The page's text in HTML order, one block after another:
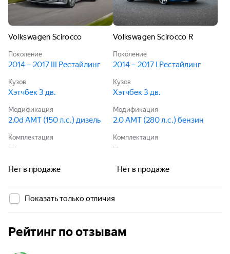
Volkswagen Scirocco Volkswagen Scirocco R
Поколение
2014 – 2017 III Рестайлинг
Поколение
2014 – 2017 I Рестайлинг
Кузов
Хэтчбек 3 дв.
Кузов
Хэтчбек 3 дв.
Модификация
2.0d AMT (150 л.с.) дизель
Модификация
2.0 AMT (280 л.с.) бензин
Комплектация
—
Комплектация
—
Нет в продаже Нет в продаже
Показать только отличия
Рейтинг по отзывам